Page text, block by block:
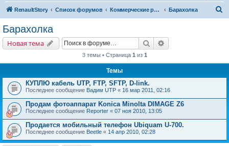
RenaultStory Список форумов Коммерческие разделы Барахолка
Барахолка
Новая тема Поиск
3 темы • Страница 1 из 1
Темы
КУПЛЮ кабель UTP, FTP, SFTP, D-link.
Последнее сообщение Вадим UTP « 16 мар 2011, 02:16
Продам фотоаппарат Konica Minolta DIMAGE Z6
Последнее сообщение Reporter « 07 ноя 2010, 13:05
Продается мобильный телефон Ubiquam U-700.
Последнее сообщение Beetle « 14 апр 2010, 02:28